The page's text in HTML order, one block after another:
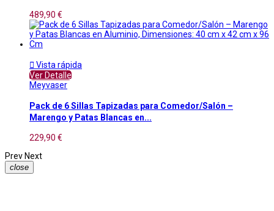
489,90 €
 Vista rápida
Ver Detalle
Meyvaser
Pack de 6 Sillas Tapizadas para Comedor/Salón –
Marengo y Patas Blancas en...
229,90 €
Prev Next
close